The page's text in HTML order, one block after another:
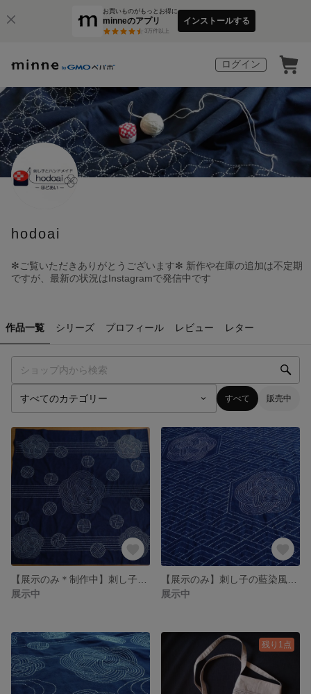
お買いものがもっとお得に
minneのアプリ
3万件以上
インストールする
ログイン
hodoai
✻ご覧いただきありがとうございます✻ 新作や在庫の追加は不定期
ですが、最新の状況はInstagramで発信中です
作品一覧 シリーズ プロフィール レビュー レター
すべて 販売中
展示中
展示中
残り1点